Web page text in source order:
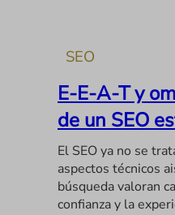
SEO
E-E-A-T y
de un SEO
El SEO ya no se
aspectos técnicos
búsqueda valoran
confianza y la